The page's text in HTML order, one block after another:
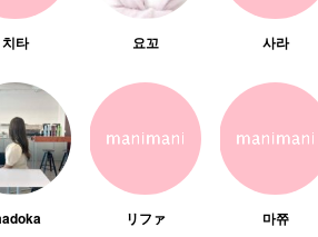
치타 요꼬 사라
リファ 마쮸